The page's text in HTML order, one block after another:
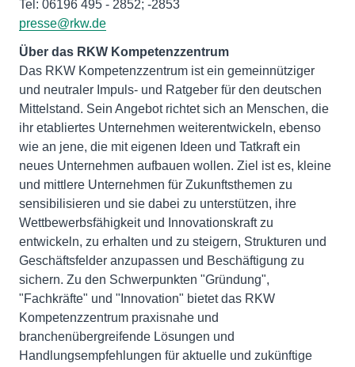
presse@rkw.de
Das RKW Kompetenzzentrum ist ein gemeinnütziger
und neutraler Impuls- und Ratgeber für den deutschen
Mittelstand. Sein Angebot richtet sich an Menschen, die
ihr etabliertes Unternehmen weiterentwickeln, ebenso
wie an jene, die mit eigenen Ideen und Tatkraft ein
neues Unternehmen aufbauen wollen. Ziel ist es, kleine
und mittlere Unternehmen für Zukunftsthemen zu
sensibilisieren und sie dabei zu unterstützen, ihre
Wettbewerbsfähigkeit und Innovationskraft zu
entwickeln, zu erhalten und zu steigern, Strukturen und
Geschäftsfelder anzupassen und Beschäftigung zu
sichern. Zu den Schwerpunkten "Gründung",
"Fachkräfte" und "Innovation" bietet das RKW
Kompetenzzentrum praxisnahe und
branchenübergreifende Lösungen und
Handlungsempfehlungen für aktuelle und zukünftige